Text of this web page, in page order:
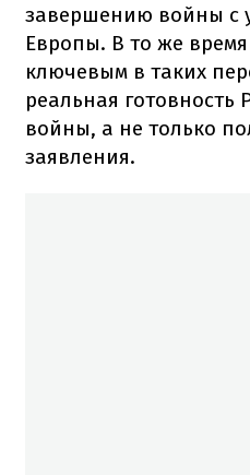
завершению войны с
Европы. В то же
ключевым в таких
реальная
войны, а не только
заявления.